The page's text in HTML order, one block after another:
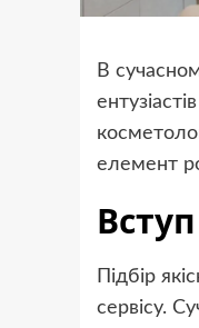
В
елемент
Вступ
Підбір
сервісу.